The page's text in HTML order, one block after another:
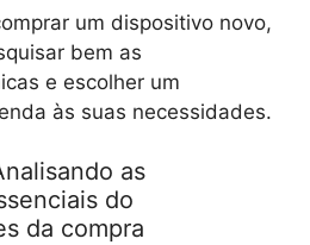
um dispositivo novo,
bem as
e escolher um
às suas necessidades.
as
do
da compra